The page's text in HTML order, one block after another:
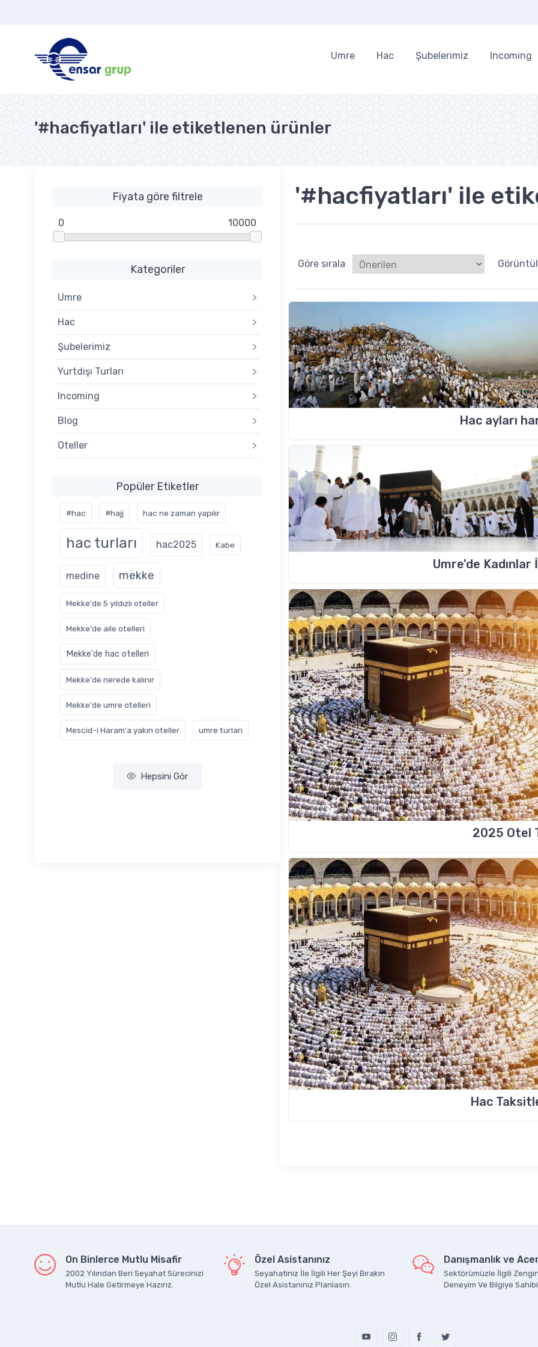
Umre Hac Şubelerimiz Incoming
'#hacfiyatları' ile etiketlenen ürünler
Fiyata göre filtrele
0 10000
Kategoriler
Umre >
Hac >
Şubelerimiz >
Yurtdışı Turları >
Incoming >
Blog >
Oteller >
Popüler Etiketler
#hac #hajj hac ne zaman yapılır
hac turları hac2025 Kabe
medine mekke
Mekke'de 5 yıldızlı oteller
Mekke'de aile otelleri
Mekke'de hac otelleri
Mekke'de nerede kalınır
Mekke'de umre otelleri
Mescid-i Haram'a yakın oteller ‎umre turları
Hepsini Gör
'#hacfiyatları' ile
Göre sırala
Hac ayları
Umre'de
2025 Otel
Hac
On Binlerce Mutlu Misafir
2002 Yılından Beri Seyahat Sürecinizi
Mutlu Hale Getirmeye Hazırız.
Özel Asistanınız
Seyahatiniz İle İlgili Her Şeyi Bırakın
Özel Asistanınız Planlasın.
Danışmanlık ve
Sektörümüzle İlgili
Deneyim Ve Bilgiye